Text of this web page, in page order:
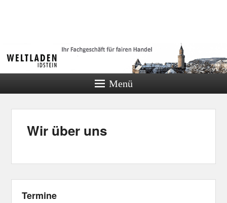
Idstein
Menü
Wir über uns
Termine